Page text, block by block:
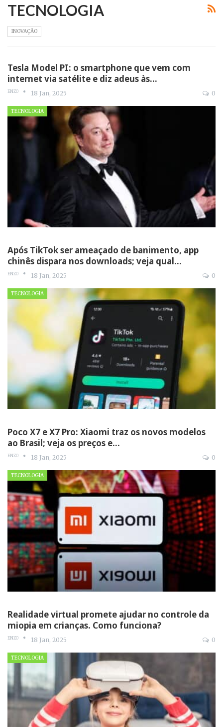
TECNOLOGIA
INOVAÇÃO
Tesla Model PI: o smartphone que vem com
internet via satélite e diz adeus às…
ENZO 18 Jan, 2025 0
TECNOLOGIA
Após TikTok ser ameaçado de banimento, app
chinês dispara nos downloads; veja qual…
ENZO 18 Jan, 2025 0
TECNOLOGIA
Poco X7 e X7 Pro: Xiaomi traz os novos modelos
ao Brasil; veja os preços e…
ENZO 18 Jan, 2025 0
TECNOLOGIA
Realidade virtual promete ajudar no controle da
miopia em crianças. Como funciona?
ENZO 18 Jan, 2025 0
TECNOLOGIA